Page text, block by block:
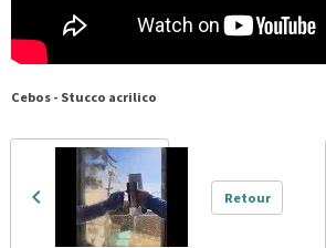
Cebos - Stucco acrilico
Retour